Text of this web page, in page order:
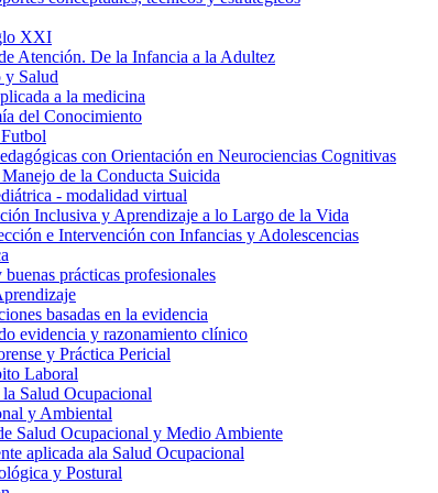
XXI
Atención. De la Infancia a la Adultez
y Salud
a la medicina
del Conocimiento
con Orientación en Neurociencias Cognitivas
de la Conducta Suicida
- modalidad virtual
Inclusiva y Aprendizaje a lo Largo de la Vida
e Intervención con Infancias y Adolescencias
prácticas profesionales
basadas en la evidencia
evidencia y razonamiento clínico
y Práctica Pericial
Laboral
Salud Ocupacional
y Ambiental
Salud Ocupacional y Medio Ambiente
aplicada ala Salud Ocupacional
y Postural